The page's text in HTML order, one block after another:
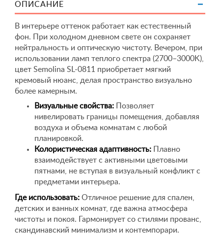
ОПИСАНИЕ
В интерьере оттенок работает как естественный
фон. При холодном дневном свете он сохраняет
нейтральность и оптическую чистоту. Вечером, при
использовании ламп теплого спектра (2700–3000K),
цвет Semolina SL-0811 приобретает мягкий
кремовый нюанс, делая пространство визуально
более камерным.
Визуальные свойства: Позволяет
нивелировать границы помещения, добавляя
воздуха и объема комнатам с любой
планировкой.
Колористическая адаптивность: Плавно
взаимодействует с активными цветовыми
пятнами, не вступая в визуальный конфликт с
предметами интерьера.
Где использовать: Отличное решение для спален,
детских и ванных комнат, где важна атмосфера
чистоты и покоя. Гармонирует со стилями прованс,
скандинавский минимализм и контемпорари.